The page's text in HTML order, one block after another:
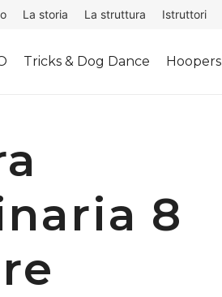
La storia La struttura Istruttori
Tricks & Dog Dance Hoopers
8